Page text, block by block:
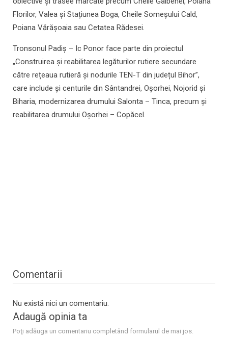
Florilor, Valea și Stațiunea Boga, Cheile Someșului Cald,
Poiana Vărășoaia sau Cetatea Rădesei.
Tronsonul Padiș – Ic Ponor face parte din proiectul
„Construirea și reabilitarea legăturilor rutiere secundare
către rețeaua rutieră și nodurile TEN-T din județul Bihor”,
care include și centurile din Sântandrei, Oșorhei, Nojorid și
Biharia, modernizarea drumului Salonta – Tinca, precum și
reabilitarea drumului Oșorhei – Copăcel.
Comentarii
Nu există nici un comentariu.
Adaugă opinia ta
Poţi adăuga un comentariu completând formularul de mai jos.